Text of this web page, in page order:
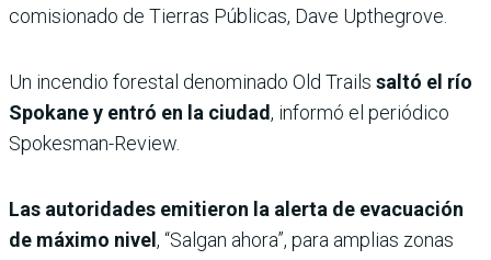
comisionado de Tierras Públicas, Dave Upthegrove.
Un incendio forestal denominado Old Trails saltó el río
Spokane y entró en la ciudad, informó el periódico
Spokesman-Review.
Las autoridades emitieron la alerta de evacuación
de máximo nivel , “Salgan ahora”, para amplias zonas